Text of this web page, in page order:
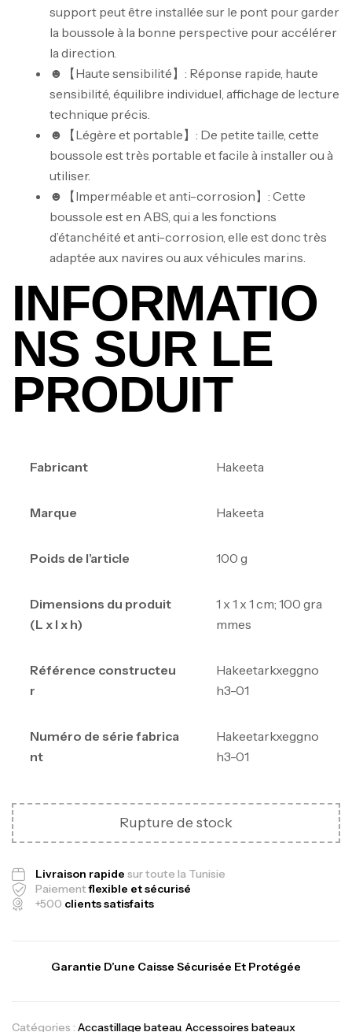
support peut être installée sur le pont pour garder
la boussole à la bonne perspective pour accélérer
la direction.
☻【Haute sensibilité】: Réponse rapide, haute
sensibilité, équilibre individuel, affichage de lecture
technique précis.
☻【Légère et portable】: De petite taille, cette
boussole est très portable et facile à installer ou à
utiliser.
☻【Imperméable et anti-corrosion】: Cette
boussole est en ABS, qui a les fonctions
d’étanchéité et anti-corrosion, elle est donc très
adaptée aux navires ou aux véhicules marins.
INFORMATIO
NS SUR LE
PRODUIT
Fabricant ‎Hakeeta
Marque ‎Hakeeta
Poids de l’article ‎100 g
Dimensions du produit
(L x l x h)
‎1 x 1 x 1 cm; 100 gra
mmes
Référence constructeu
r
‎Hakeetarkxeggno
h3-01
Numéro de série fabrica
nt
‎Hakeetarkxeggno
h3-01
Rupture de stock
Livraison rapide sur toute la Tunisie
Paiementflexible et sécurisé
+500 clients satisfaits
Garantie D’une Caisse Sécurisée Et Protégée
Catégories : Accastillage bateau, Accessoires bateaux